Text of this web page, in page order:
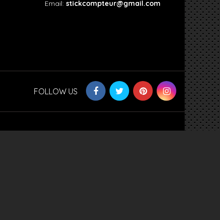
Email: stickcompteur@gmail.com
FOLLOW US